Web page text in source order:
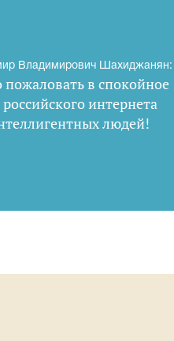
Владимирович Шахиджанян:
пожаловать в спокойное
интернета
людей!